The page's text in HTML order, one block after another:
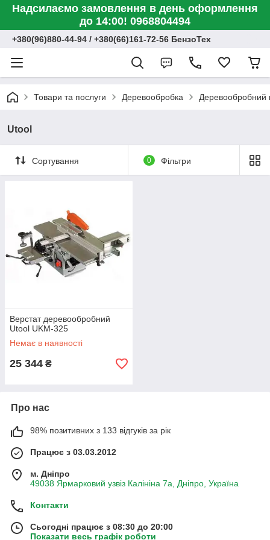
Надсилаємо замовлення в день оформлення
до 14:00! 0968804494
+380(96)880-44-94 / +380(66)161-72-56 БензоТех
Товари та послуги Деревообробка Деревообробний
Utool
Сортування 0 Фільтри
Верстат деревообробний
Utool UKM-325
Немає в наявності
25 344 ₴
Про нас
98% позитивних з 133 відгуків за рік
Працює з 03.03.2012
м. Дніпро
49038 Ярмарковий узвіз Калініна 7а, Дніпро, Україна
Контакти
Сьогодні працює з 08:30 до 20:00
Показати весь графік роботи